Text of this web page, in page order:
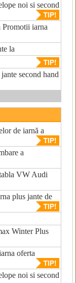
noi si second
iarna
la
second hand
de iarnă a
a
VW Audi
plus jante de
Winter Plus
oferta
noi si second